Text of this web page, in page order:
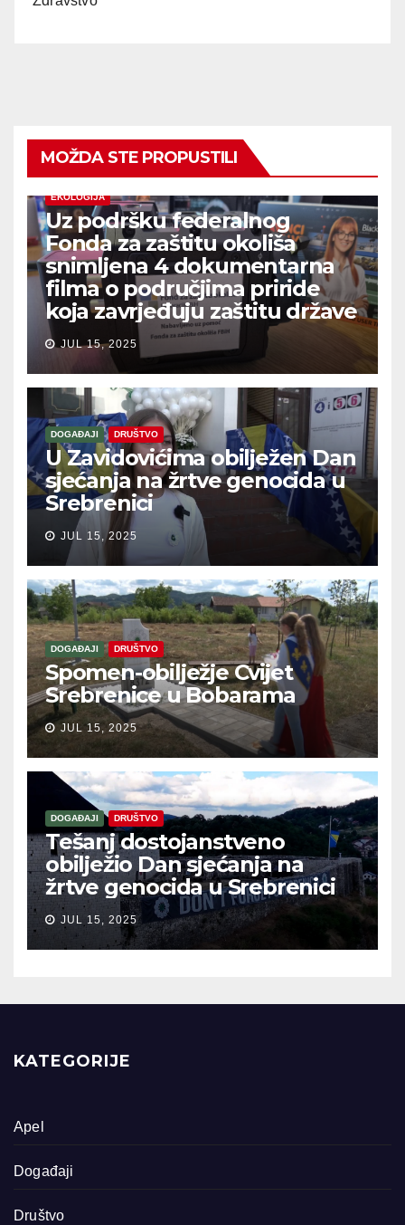
MOŽDA STE PROPUSTILI
EKOLOGIJA
Uz podršku federalnog
Fonda za zaštitu okoliša
snimljena 4 dokumentarna
filma o područjima priride
koja zavrjeđuju zaštitu države
JUL 15, 2025
DOGAĐAJI DRUŠTVO
U Zavidovićima obilježen Dan
sjećanja na žrtve genocida u
Srebrenici
JUL 15, 2025
DOGAĐAJI DRUŠTVO
Spomen-obilježje Cvijet
Srebrenice u Bobarama
JUL 15, 2025
DOGAĐAJI DRUŠTVO
Tešanj dostojanstveno
obilježio Dan sjećanja na
žrtve genocida u Srebrenici
JUL 15, 2025
KATEGORIJE
Apel
Događaji
Društvo